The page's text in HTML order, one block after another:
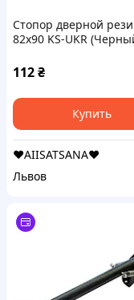
Стопор дверной
82х90 KS-UKR
112₴
Купить
❤️AIISATSANA❤️
Львов